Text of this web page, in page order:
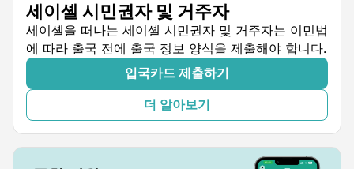
세이셸 시민권자 및 거주자
세이셸을 떠나는 세이셸 시민권자 및 거주자는 이민법
에 따라 출국 전에 출국 정보 양식을 제출해야 합니다.
입국카드 제출하기
더 알아보기